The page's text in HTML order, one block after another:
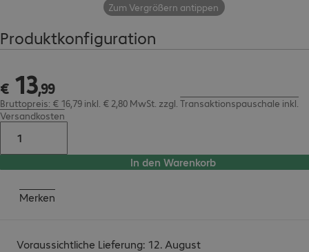
Zum Vergrößern antippen
Produktkonfiguration
€ 13,99
€ 13,99
Bruttopreis: € 16,79 inkl. € 2,80 MwSt. zzgl. Transaktionspauschale inkl.
Versandkosten
In den Warenkorb
Merken
Voraussichtliche Lieferung: 12. August